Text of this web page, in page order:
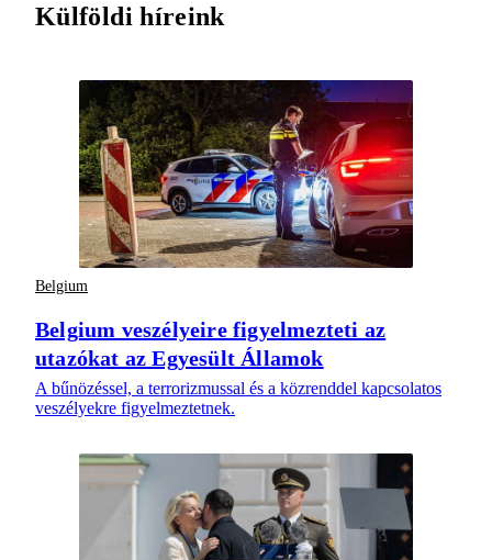
Külföldi híreink
Belgium
Belgium veszélyeire figyelmezteti az
utazókat az Egyesült Államok
A bűnözéssel, a terrorizmussal és a közrenddel kapcsolatos
veszélyekre figyelmeztetnek.